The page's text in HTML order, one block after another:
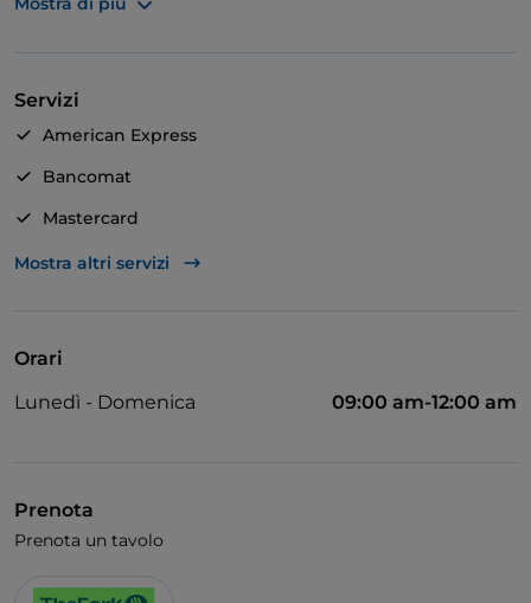
e personale sempre a disposizione della clientela.
dei piatti più richiesti così come i semplici spaghetti
al pomodoro. Se avete fretta, ci sono i panini da
TANTI SERVIZI - Il locale dispone di rete wifi a libero
ristorarsi durante la visita della città eterna ma anche
Servizi
American Express
Bancomat
Mastercard
Visa
Mostra altri servizi
Orari
Lunedì - Domenica
09:00 am-12:00 am
Prenota
Prenota un tavolo